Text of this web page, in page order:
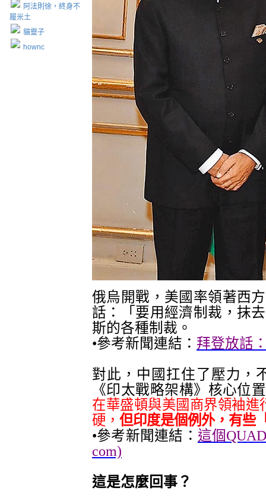
阿法則徐，終身不
履米土
貓靈子
hownc
俄烏開戰，美國率領著西
話：
「 要用經濟制裁 ， 抹
斯的各種制裁。
•參考新聞連結： 拜登放話
對此，中國扛住了壓力，
《印太戰略架構》核心位
在華盛頓與美國商界領袖
硬， 但印度是個例外，有些
•參考新聞連結： 這個
com)
這是怎麼回事？